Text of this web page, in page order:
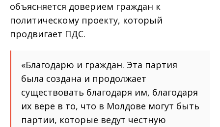
объясняется доверием граждан к
политическому проекту, который
продвигает ПДС.
«Благодарю и граждан. Эта партия
была создана и продолжает
существовать благодаря им, благодаря
их вере в то, что в Молдове могут быть
партии, которые ведут честную